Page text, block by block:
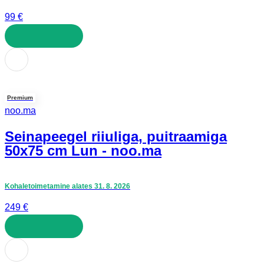
99 €
LISA OSTUKORVI
Premium
noo.ma
Seinapeegel riiuliga, puitraamiga
50x75 cm Lun - noo.ma
Kohaletoimetamine alates 31. 8. 2026
249 €
LISA OSTUKORVI